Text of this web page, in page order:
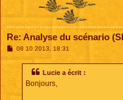
Re: Analyse du scénario
M08 10 2013, 18:31
Lucie a écrit :
Bonjours,